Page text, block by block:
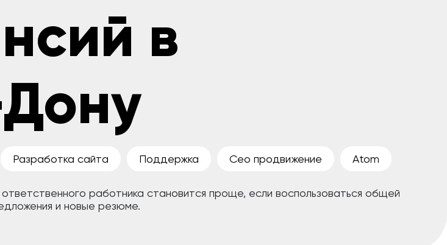
в
Разработка сайта Поддержка Сео продвижение Atom
работника становится проще, если воспользоваться общей
и новые резюме.